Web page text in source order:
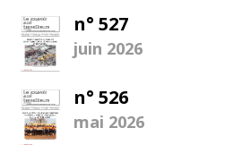
n° 527
juin 2026
n° 526
mai 2026